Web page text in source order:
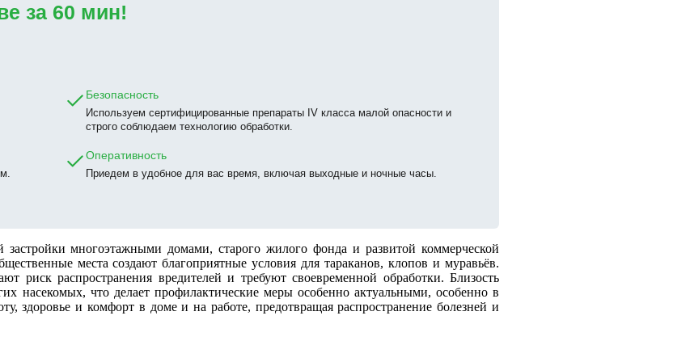
за 60 мин!
Безопасность
Используем сертифицированные препараты IV класса малой опасности и
строго соблюдаем технологию обработки.
Оперативность
Приедем в удобное для вас время, включая выходные и ночные часы.
застройки многоэтажными домами, старого жилого фонда и развитой коммерческой
места создают благоприятные условия для тараканов, клопов и муравьёв.
риск распространения вредителей и требуют своевременной обработки. Близость
насекомых, что делает профилактические меры особенно актуальными, особенно в
здоровье и комфорт в доме и на работе, предотвращая распространение болезней и